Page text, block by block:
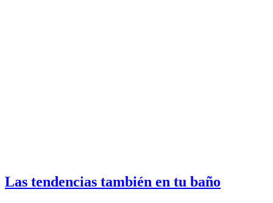
Las tendencias también en tu baño